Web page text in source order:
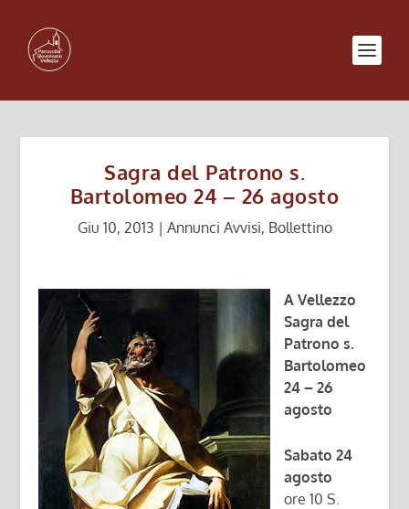
Sagra del Patrono s.
Bartolomeo 24 – 26 agosto
Giu 10, 2013 | Annunci Avvisi, Bollettino
A Vellezzo
Sagra del
Patrono s.
Bartolomeo
24 – 26
agosto
Sabato 24
agosto
ore 10 S.